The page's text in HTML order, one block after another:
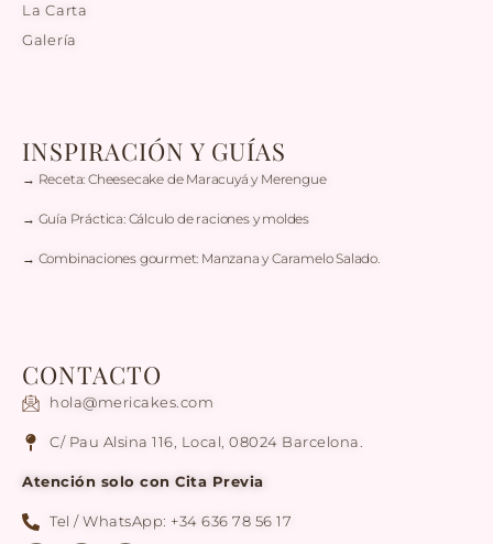
La Carta
Galería
INSPIRACIÓN Y GUÍAS
→ Receta: Cheesecake de Maracuyá y Merengue
→ Guía Práctica: Cálculo de raciones y moldes
→ Combinaciones gourmet: Manzana y Caramelo Salado.
CONTACTO
hola@mericakes.com
C/ Pau Alsina 116, Local, 08024 Barcelona.
Atención solo con Cita Previa
Tel / WhatsApp: +34 636 78 56 17